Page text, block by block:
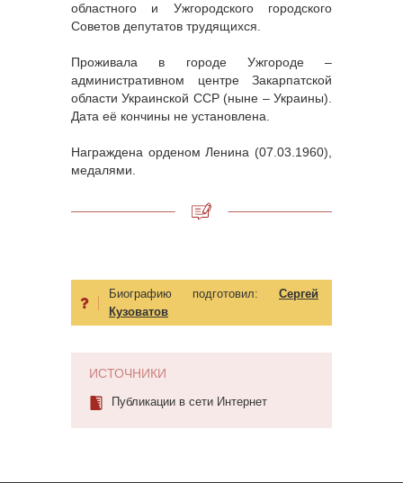
областного и Ужгородского городского
Советов депутатов трудящихся.
Проживала в городе Ужгороде –
административном центре Закарпатской
области Украинской ССР (ныне – Украины).
Дата её кончины не установлена.
Награждена орденом Ленина (07.03.1960),
медалями.
Биографию подготовил: Сергей
Кузоватов
ИСТОЧНИКИ
Публикации в сети Интернет